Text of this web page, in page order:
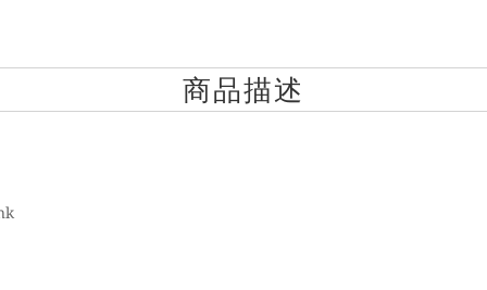
商品描述